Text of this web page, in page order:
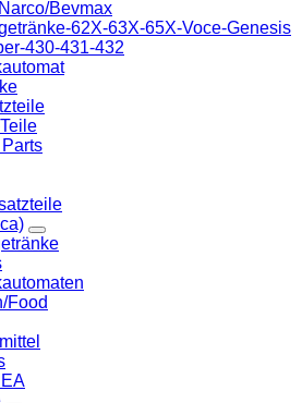
Bevmax
62X-63X-65X-Voce-Genesis
430-431-432
Food